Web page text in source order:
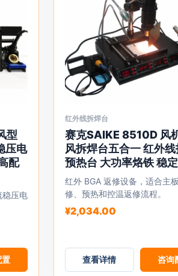
这
些
选
型
压电
配
压电
红外线拆焊台
赛克SAIKE 8510D 风
风拆焊台五合一 红外
预热台 大功率烙铁 稳
红外 BGA 返修设备，适合主
修、预热和控温返修流程。
¥2,034.00
本
产
品
有
多
种
变
可
查看详情 咨询